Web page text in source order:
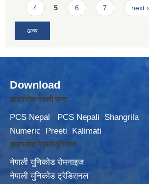
4 5 6 7 next ›
अन्य
Download
डाउनलोड नेपाली फन्ट
PCS Nepal PCS Nepali
Shangrila
Numeric
Preeti Kalimati
डाउनलोड नेपाली युनिकोड
नेपाली युनिकोड रोमनाइज
नेपाली युनिकोड ट्रेडिसनल